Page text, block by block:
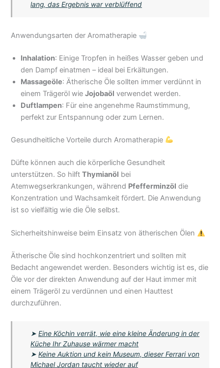
lang, das Ergebnis war verblüffend
Anwendungsarten der Aromatherapie
Inhalation: Einige Tropfen in heißes Wasser geben und
den Dampf einatmen – ideal bei Erkältungen.
Massageöle: Ätherische Öle sollten immer verdünnt in
einem Trägeröl wieJojobaöl verwendet werden.
Duftlampen: Für eine angenehme Raumstimmung,
perfekt zur Entspannung oder zum Lernen.
Gesundheitliche Vorteile durch Aromatherapie
Düfte können auch die körperliche Gesundheit
unterstützen. So hilftThymianöl bei
Atemwegserkrankungen, während Pfefferminzöl die
Konzentration und Wachsamkeit fördert. Die Anwendung
ist so vielfältig wie die Öle selbst.
Sicherheitshinweise beim Einsatz von ätherischen Ölen
Ätherische Öle sind hochkonzentriert und sollten mit
Bedacht angewendet werden. Besonders wichtig ist es, die
Öle vor der direkten Anwendung auf der Haut immer mit
einem Trägeröl zu verdünnen und einen Hauttest
durchzuführen.
➤Eine Köchin verrät, wie eine kleine Änderung in der
Küche Ihr Zuhause wärmer macht
➤Keine Auktion und kein Museum, dieser Ferrari von
Michael Jordan taucht wieder auf